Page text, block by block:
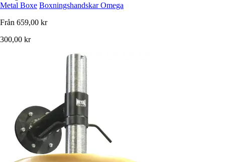
Metal Boxe Boxningshandskar Omega
Från 659,00 kr
300,00 kr